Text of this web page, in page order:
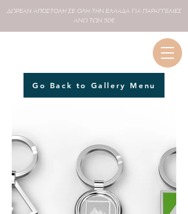
ΔΩΡΕΑΝ ΑΠΟΣΤΟΛΗ ΣΕ ΟΛΗΤΗΝ ΕΛΛΑΔΑ ΓΙΑ ΠΑΡΑΓΓΕΛΙΕΣ
ΑΝΩ ΤΩΝ 50€
Go Back to Gallery Menu